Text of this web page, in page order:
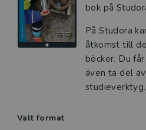
bok på
På Studora
åtkomst till
böcker. Du
även ta del
studieverktyg.
Valt format